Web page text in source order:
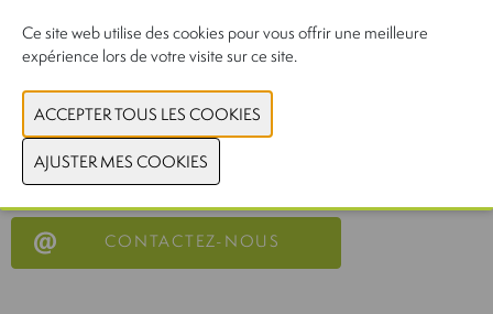
22-04-2026
Our premium dried pasta is expertly crafted to meet the exacting
standards of both foodservice professionals and industrial partners.
Available in a wide range of shapes ,qualities and packaging. it
provides a versatile foundation for any menu—delivering consistent
quality alongside the authentic taste of Italy.
CONTACTEZ-NOUS
Ce site web utilise des cookies pour vous offrir une meilleure
expérience lors de votre visite sur ce site.